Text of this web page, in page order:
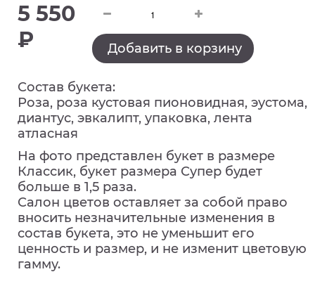
5 550
₽
Добавить в корзину
Состав букета:
Роза, роза кустовая пионовидная, эустома,
диантус, эвкалипт, упаковка, лента
атласная
На фото представлен букет в размере
Классик, букет размера Супер будет
больше в 1,5 раза.
Салон цветов оставляет за собой право
вносить незначительные изменения в
состав букета, это не уменьшит его
ценность и размер, и не изменит цветовую
гамму.